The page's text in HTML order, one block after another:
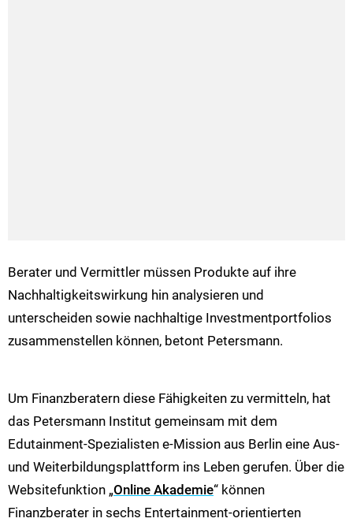
Berater und Vermittler müssen Produkte auf ihre
Nachhaltigkeitswirkung hin analysieren und
unterscheiden sowie nachhaltige Investmentportfolios
zusammenstellen können, betont Petersmann.
Um Finanzberatern diese Fähigkeiten zu vermitteln, hat
das Petersmann Institut gemeinsam mit dem
Edutainment-Spezialisten e-Mission aus Berlin eine Aus-
und Weiterbildungsplattform ins Leben gerufen. Über die
Websitefunktion „Online Akademie“ können
Finanzberater in sechs Entertainment-orientierten